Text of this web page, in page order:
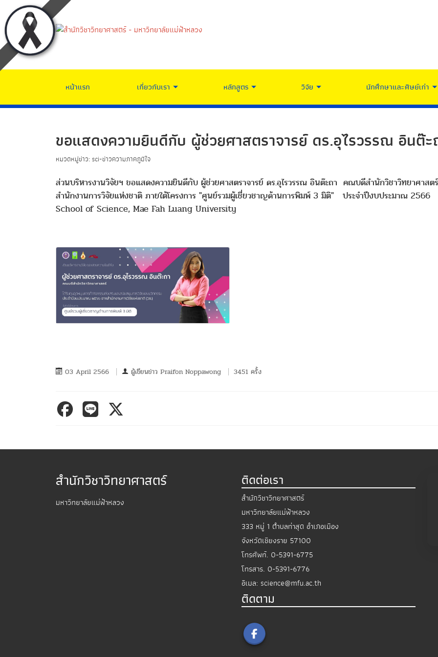
หน้าแรก เกี่ยวกับเรา หลักสูตร วิจัย นักศึกษาและศิษย์เก่า
ขอแสดงความยินดีกับ ผู้ช่วยศาสตราจารย์ ดร.อุไรวรรณ อินต๊ะ
หมวดหมู่ข่าว: sci-ข่าวความภาคภูมิใจ
ส่วนบริหารงานวิจัยฯ ขอแสดงความยินดีกับ ผู้ช่วยศาสตราจารย์ ดร.อุไรวรรณ อินต๊ะถา คณบดีสำนักวิชาวิทยาศาส
สำนักงานการวิจัยแห่งชาติ ภายใต้โครงการ "ศูนย์รวมผู้เชี่ยวชาญด้านการพิมพ์ 3 มิติ" ประจำปีงบประมาณ 2566
School of Science, Mae Fah Luang University
03 April 2566 ผู้เขียนข่าว Praifon Noppawong 3451 ครั้ง
สำนักวิชาวิทยาศาสตร์
มหาวิทยาลัยแม่ฟ้าหลวง
ติดต่อเรา
สำนักวิชาวิทยาศาสตร์
มหาวิทยาลัยแม่ฟ้าหลวง
333 หมู่ 1 ตำบลท่าสุด อำเภอเมือง
จังหวัดเชียงราย 57100
โทรศัพท์. 0-5391-6775
โทรสาร. 0-5391-6776
อีเมล: science@mfu.ac.th
ติดตาม